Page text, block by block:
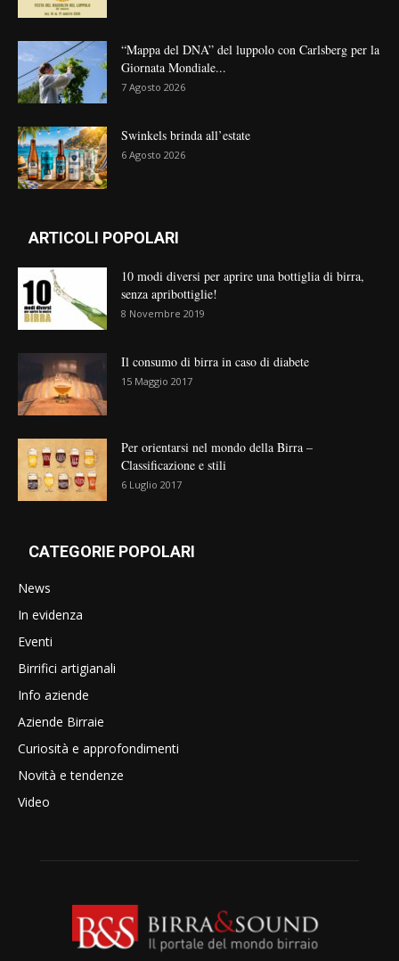
“Mappa del DNA” del luppolo con Carlsberg per la
Giornata Mondiale...
7 Agosto 2026
Swinkels brinda all’estate
6 Agosto 2026
ARTICOLI POPOLARI
10 modi diversi per aprire una bottiglia di birra,
senza apribottiglie!
8 Novembre 2019
Il consumo di birra in caso di diabete
15 Maggio 2017
Per orientarsi nel mondo della Birra –
Classificazione e stili
6 Luglio 2017
CATEGORIE POPOLARI
News
In evidenza
Eventi
Birrifici artigianali
Info aziende
Aziende Birraie
Curiosità e approfondimenti
Novità e tendenze
Video